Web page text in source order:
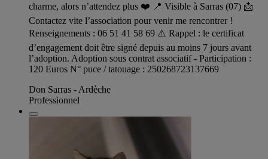
charme, alors n’attendez plus ❤️ 📍 Visible à Sarras (07) 📩
Contactez vite l’association pour venir me rencontrer !
Renseignements : 06 51 41 58 69 ⚠️ Rappel : le certificat
d’engagement doit être signé depuis au moins 7 jours avant
l’adoption. Adoption sous contrat associatif - Participation :
120 Euros N° puce / tatouage : 250268723137669
Don Sarras - Ardèche
Professionnel